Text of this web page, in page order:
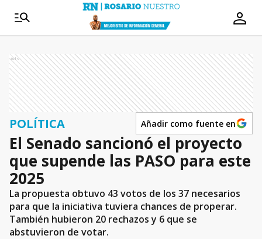
Ads
POLÍTICA Añadir como fuente en
El Senado sancionó el proyecto
que supende las PASO para este
2025
La propuesta obtuvo 43 votos de los 37 necesarios
para que la iniciativa tuviera chances de properar.
También hubieron 20 rechazos y 6 que se
abstuvieron de votar.